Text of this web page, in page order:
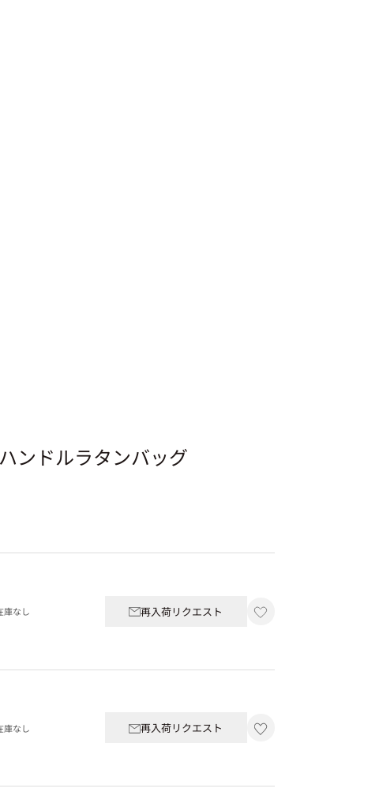
ンドルラタンバッグ
庫なし 再入荷リクエスト
庫なし 再入荷リクエスト